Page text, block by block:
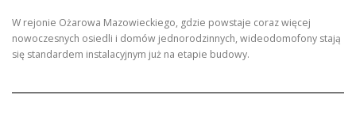
W rejonie Ożarowa Mazowieckiego, gdzie powstaje coraz więcej
nowoczesnych osiedli i domów jednorodzinnych, wideodomofony stają
się standardem instalacyjnym już na etapie budowy.